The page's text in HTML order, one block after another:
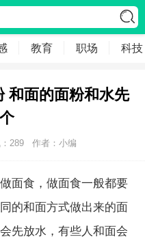
教育 职场 科技
和面的面粉和水先
289 作者：小编
面食，做面食一般都要
的和面方式做出来的面
先放水，有些人和面会